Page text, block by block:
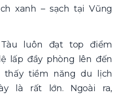
xanh – sạch tại Vũng
luôn đạt top điểm
lấp đầy phòng lên đến
thấy tiềm năng du lịch
là rất lớn. Ngoài ra,